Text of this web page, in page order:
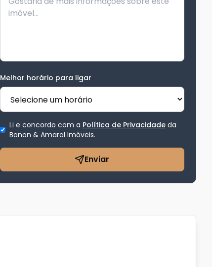
Melhor horário para ligar
Li e concordo com a Política de Privacidadeda
Bonon & Amaral Imóveis.
Enviar